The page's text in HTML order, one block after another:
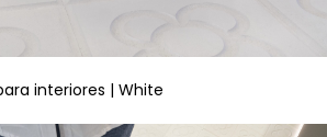
interiores | White